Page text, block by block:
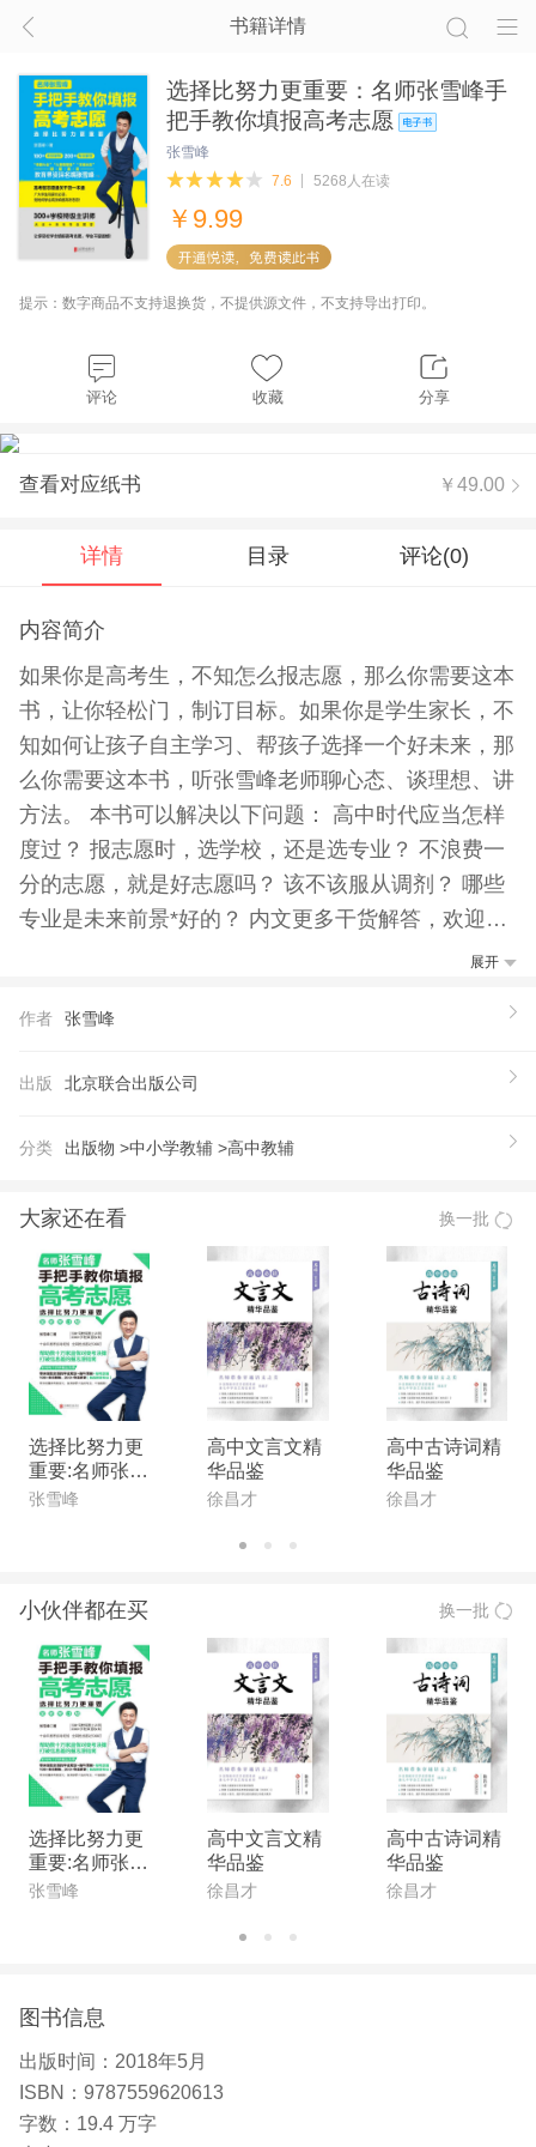
书籍详情
选择比努力更重要：名师张雪峰手
把手教你填报高考志愿
张雪峰
7.6
5268人在读
￥ 9.99
提示：数字商品不支持退换货，不提供源文件，不支持导出打印。
评论 收藏 分享
查看对应纸书 ￥49.00
详情 目录 评论(0)
内容简介
如果你是高考生，不知怎么报志愿，那么你需要这本
书，让你轻松门，制订目标。如果你是学生家长，不
知如何让孩子自主学习、帮孩子选择一个好未来，那
么你需要这本书，听张雪峰老师聊心态、谈理想、讲
方法。 本书可以解决以下问题： 高中时代应当怎样
度过？ 报志愿时，选学校，还是选专业？ 不浪费一
分的志愿，就是好志愿吗？ 该不该服从调剂？ 哪些
专业是未来前景*好的？ 内文更多干货解答，欢迎翻
张雪峰，教育界资深名嘴。 中国第YI批研究高等院
影响广泛。全国各大高校累计讲座1000余场，听众
红网络，视频总过亿次，超千万转发分享，激情风趣
各大媒体争相追逐的焦。
展开
作者 张雪峰
出版 北京联合出版公司
分类 出版物 >中小学教辅 >高中教辅
大家还在看 换一批
选择比努力更
重要:名师张雪
峰手把手教你
张雪峰
高中文言文精
华品鉴
徐昌才
高中古诗词精
华品鉴
徐昌才
小伙伴都在买 换一批
选择比努力更
重要:名师张雪
峰手把手教你
张雪峰
高中文言文精
华品鉴
徐昌才
高中古诗词精
华品鉴
徐昌才
图书信息
出版时间： 2018年5月
ISBN： 9787559620613
字数： 19.4 万字